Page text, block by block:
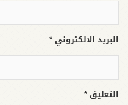
البريد الالكتروني *
التعليق *